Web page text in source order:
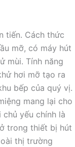
tiến. Cách thức
mỡ, có máy hút
mùi. Tính năng
hơi mỡ tạo ra
bếp của quý vị.
mang lại cho
yếu chính là
trong thiết bị hút
thị trường